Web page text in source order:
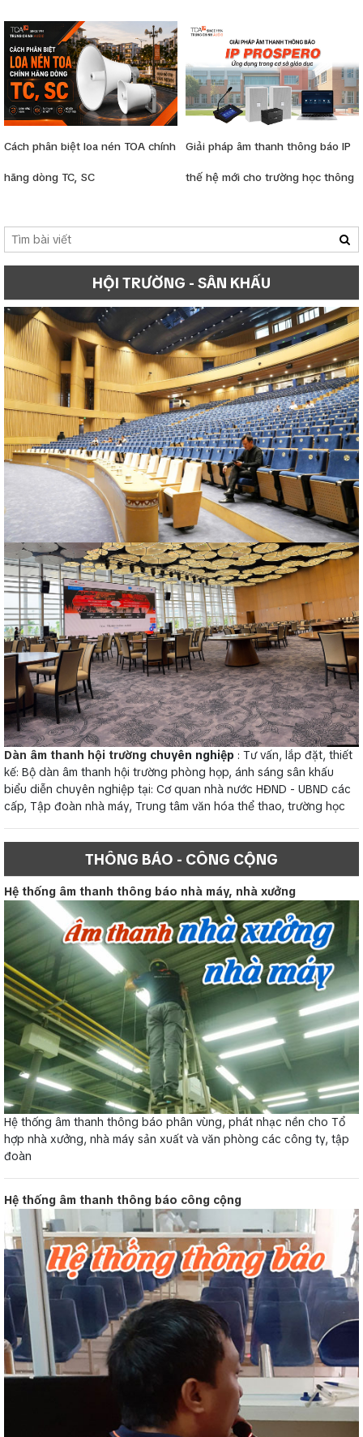
Cách phân biệt loa nén TOA chính
hãng dòng TC, SC
Giải pháp âm thanh thông báo IP
thế hệ mới cho trường học thông
HỘI TRƯỜNG - SÂN KHẤU
Dàn âm thanh hội trường chuyên nghiệp : Tư vấn, lắp đặt, thiết
kế: Bộ dàn âm thanh hội trường phòng họp, ánh sáng sân khấu
biểu diễn chuyên nghiệp tại: Cơ quan nhà nước HĐND - UBND các
cấp, Tập đoàn nhà máy, Trung tâm văn hóa thể thao, trường học
THÔNG BÁO - CÔNG CỘNG
Hệ thống âm thanh thông báo nhà máy, nhà xưởng
Hệ thống âm thanh thông báo phân vùng, phát nhạc nền cho Tổ
hợp nhà xưởng, nhà máy sản xuất và văn phòng các công ty, tập
đoàn
Hệ thống âm thanh thông báo công cộng